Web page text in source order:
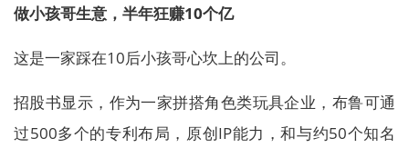
做小孩哥生意，半年狂赚10个亿
这是一家踩在10后小孩哥心坎上的公司。
招股书显示，作为一家拼搭角色类玩具企业，布鲁可通
过500多个的专利布局，原创IP能力，和与约50个知名